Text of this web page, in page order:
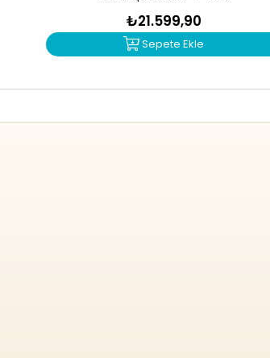
₺21.599,90
Sepete Ekle